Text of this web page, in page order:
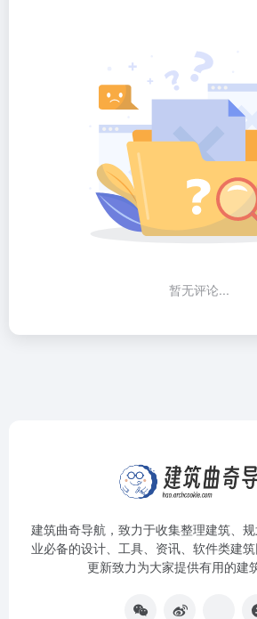
暂无评论...
建筑曲奇导航 ，致力于收集整理建筑、
业必备的设计、工具、资讯、软件类建
更新致力为大家提供有用的建